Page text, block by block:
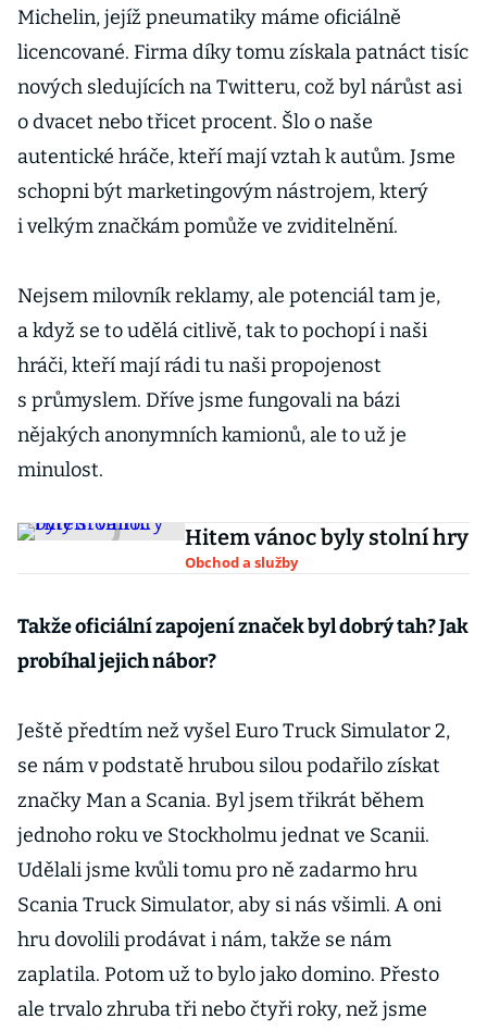
Michelin, jejíž pneumatiky máme oficiálně
licencované. Firma díky tomu získala patnáct tisíc
nových sledujících na Twitteru, což byl nárůst asi
o dvacet nebo třicet procent. Šlo o naše
autentické hráče, kteří mají vztah k autům. Jsme
schopni být marketingovým nástrojem, který
i velkým značkám pomůže ve zviditelnění.
Nejsem milovník reklamy, ale potenciál tam je,
a když se to udělá citlivě, tak to pochopí i naši
hráči, kteří mají rádi tu naši propojenost
s průmyslem. Dříve jsme fungovali na bázi
nějakých anonymních kamionů, ale to už je
minulost.
Hitem vánoc byly stolní hry
Obchod a služby
Takže oficiální zapojení značek byl dobrý tah? Jak
probíhal jejich nábor?
Ještě předtím než vyšel Euro Truck Simulator 2,
se nám v podstatě hrubou silou podařilo získat
značky Man a Scania. Byl jsem třikrát během
jednoho roku ve Stockholmu jednat ve Scanii.
Udělali jsme kvůli tomu pro ně zadarmo hru
Scania Truck Simulator, aby si nás všimli. A oni
hru dovolili prodávat i nám, takže se nám
zaplatila. Potom už to bylo jako domino. Přesto
ale trvalo zhruba tři nebo čtyři roky, než jsme